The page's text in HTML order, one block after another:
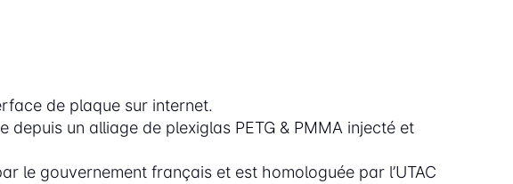
de plaque sur internet.
un alliage de plexiglas PETG & PMMA injecté et
le gouvernement français et est homologuée par l’UTAC